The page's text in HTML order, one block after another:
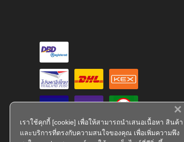
×
เราใช้คุกกี้ [cookie] เพื่อให้สามารถนำเสนอเนื้อหา สินค้า
และบริการที่ตรงกับความสนใจของคุณ เพื่อเพิ่มความพึง